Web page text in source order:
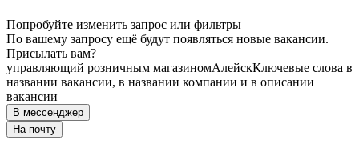
Попробуйте изменить запрос или фильтры
По вашему запросу ещё будут появляться новые вакансии.
Присылать вам?
управляющий розничным магазиномАлейскКлючевые слова в
названии вакансии, в названии компании и в описании
вакансии
В мессенджер
На почту